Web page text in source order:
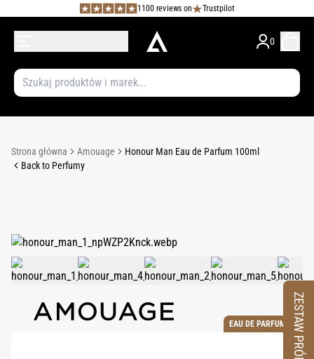
1100 reviews on Trustpilot
0
Strona główna Amouage
Honour Man Eau de Parfum 100ml
Back to Perfumy
EAU DE PARFUM ZESTAW PRÓBEK